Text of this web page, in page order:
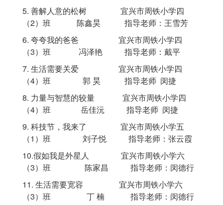
5. 善解人意的松树 宜兴市周铁小学四
（2） 班 陈鑫昊
指导老师：王雪芳
6. 夸夸我的爸爸 宜兴市周铁小学四
（3）班 冯泽艳
指导老师：戴平
7. 生活需要关爱 宜兴市周铁小学四
（4）班 郭 昊 指导老师 闵捷
8. 力量与智慧的较量 宜兴市周铁小学四
（4）班 岳佳沅 指导老师 闵捷
9. 科技节，我来了 宜兴市周铁小学五
（1 ）班 刘子悦
指导老师：张云霞
10.假如我是外星人 宜兴市周铁小学六
（3）班 陈家昌
指导老师：闵德行
11. 生活需要宽容 宜兴市周铁小学六
（3）班 丁 楠
指导老师：闵德行